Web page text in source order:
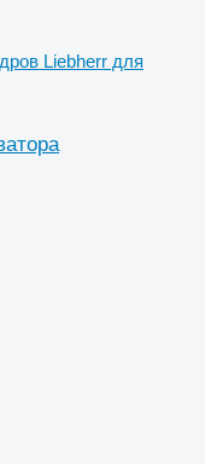
Liebherr для